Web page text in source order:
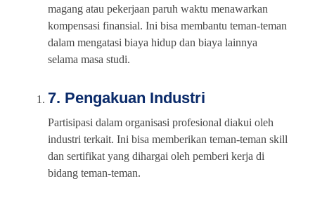
magang atau pekerjaan paruh waktu menawarkan
kompensasi finansial. Ini bisa membantu teman-teman
dalam mengatasi biaya hidup dan biaya lainnya
selama masa studi.
7. Pengakuan Industri
Partisipasi dalam organisasi profesional diakui oleh
industri terkait. Ini bisa memberikan teman-teman skill
dan sertifikat yang dihargai oleh pemberi kerja di
bidang teman-teman.